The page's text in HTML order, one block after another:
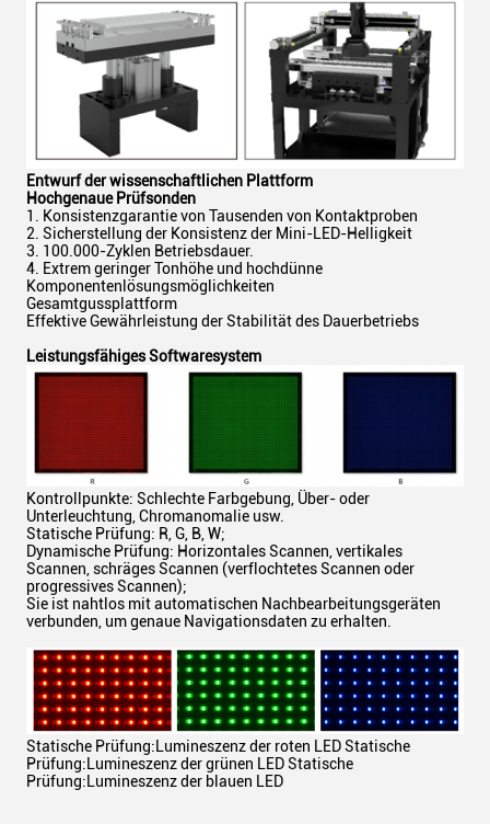
Entwurf der wissenschaftlichen Plattform
Hochgenaue Prüfsonden
1. Konsistenzgarantie von Tausenden von Kontaktproben
2. Sicherstellung der Konsistenz der Mini-LED-Helligkeit
3. 100.000-Zyklen Betriebsdauer.
4. Extrem geringer Tonhöhe und hochdünne
Komponentenlösungsmöglichkeiten
Gesamtgussplattform
Effektive Gewährleistung der Stabilität des Dauerbetriebs
Leistungsfähiges Softwaresystem
Kontrollpunkte: Schlechte Farbgebung, Über- oder
Unterleuchtung, Chromanomalie usw.
Statische Prüfung: R, G, B, W;
Dynamische Prüfung: Horizontales Scannen, vertikales
Scannen, schräges Scannen (verflochtetes Scannen oder
progressives Scannen);
Sie ist nahtlos mit automatischen Nachbearbeitungsgeräten
verbunden, um genaue Navigationsdaten zu erhalten.
Statische Prüfung:Lumineszenz der roten LED Statische
Prüfung:Lumineszenz der grünen LED Statische
Prüfung:Lumineszenz der blauen LED